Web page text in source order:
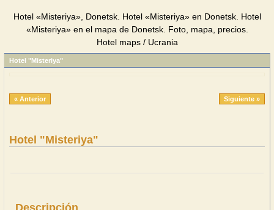
Hotel «Misteriya», Donetsk. Hotel «Misteriya» en Donetsk. Hotel
«Misteriya» en el mapa de Donetsk. Foto, mapa, precios.
Hotel maps / Ucrania
Hotel "Misteriya"
« Anterior Siguiente »
Hotel "Misteriya"
Descripción